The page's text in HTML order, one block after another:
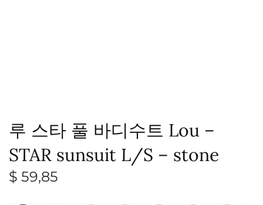
루 스타 풀 바디수트 Lou –
STAR sunsuit L/S – stone
$ 59,85